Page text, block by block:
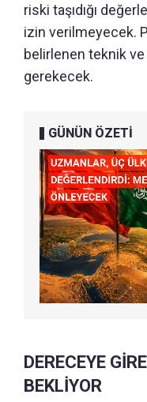
riski taşıdığı
izin verilmeyecek.
belirlenen teknik ve
gerekecek.
GÜNÜN ÖZETİ
DERECEYE
BEKLİYOR